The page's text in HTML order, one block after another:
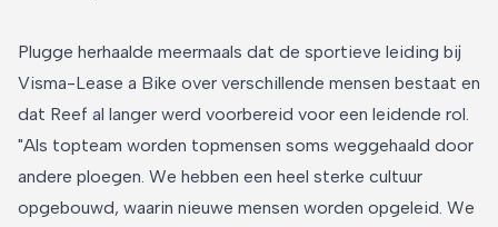
Plugge herhaalde meermaals dat de sportieve leiding bij
Visma-Lease a Bike over verschillende mensen bestaat en
dat Reef al langer werd voorbereid voor een leidende rol.
"Als topteam worden topmensen soms weggehaald door
andere ploegen. We hebben een heel sterke cultuur
opgebouwd, waarin nieuwe mensen worden opgeleid. We